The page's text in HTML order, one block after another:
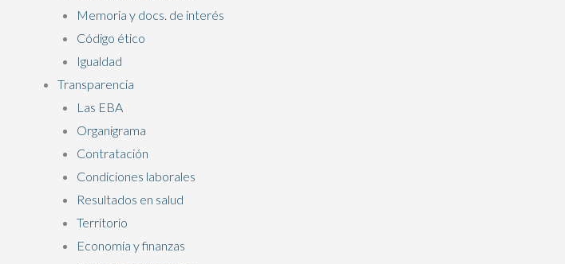
Memoria y docs. de interés
Código ético
Igualdad
Transparencia
Las EBA
Organigrama
Contratación
Condiciones laborales
Resultados en salud
Territorio
Economía y finanzas